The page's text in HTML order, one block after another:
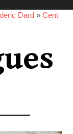
Dard » Cent